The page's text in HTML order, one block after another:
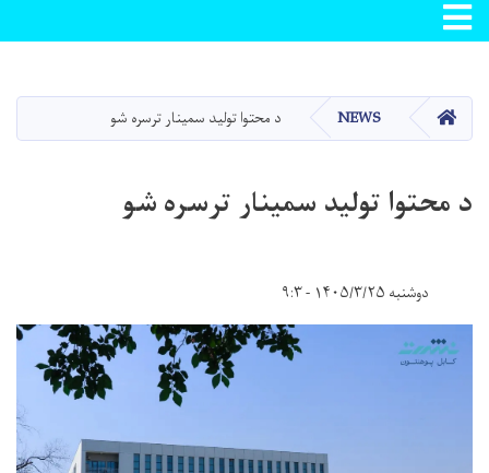
دانګل
Toggle navigation
کور NEWS د محتوا تولید سمینار ترسره شو
د محتوا تولید سمینار ترسره شو
دوشنبه ۱۴۰۵/۳/۲۵ - ۹:۳